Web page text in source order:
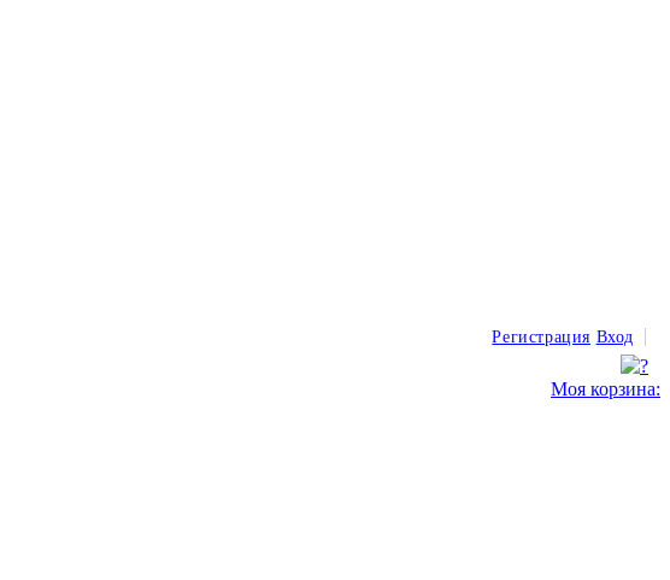
Регистрация Вход
Моя корзина: